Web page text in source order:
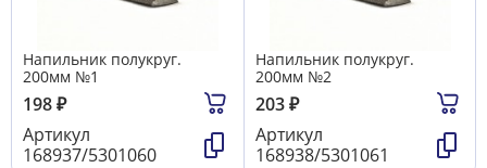
Напильник полукруг.
200мм №1
198₽
Артикул
168937/5301060
Напильник полукруг.
200мм №2
203₽
Артикул
168938/5301061